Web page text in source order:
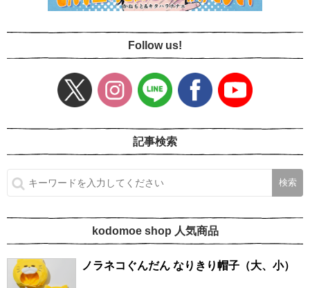
Follow us!
記事検索
kodomoe shop 人気商品
ノラネコぐんだん なりきり帽子（大、小）